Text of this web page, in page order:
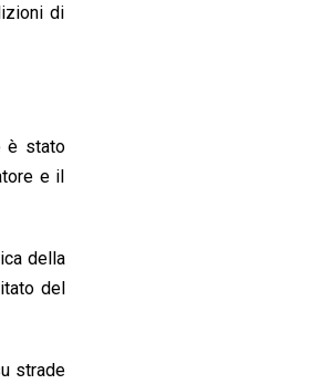
di
è stato
e il
della
del
strade